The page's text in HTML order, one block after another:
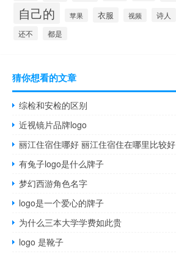
自己的 苹果 衣服 视频 诗人
还不 都是
猜你想看的文章
综检和安检的区别
近视镜片品牌logo
丽江住宿住哪好 丽江住宿住在哪里比较好
有兔子logo是什么牌子
梦幻西游角色名字
logo是一个爱心的牌子
为什么三本大学学费如此贵
logo 是靴子